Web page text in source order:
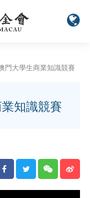
門大學生商業知識競賽
知識競賽